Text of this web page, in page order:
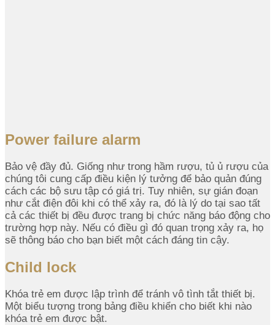
Power failure alarm
Bảo vệ đầy đủ. Giống như trong hầm rượu, tủ ủ rượu của
chúng tôi cung cấp điều kiện lý tưởng để bảo quản đúng
cách các bộ sưu tập có giá trị. Tuy nhiên, sự gián đoạn
như cắt điện đôi khi có thể xảy ra, đó là lý do tại sao tất
cả các thiết bị đều được trang bị chức năng báo động cho
trường hợp này. Nếu có điều gì đó quan trọng xảy ra, họ
sẽ thông báo cho bạn biết một cách đáng tin cậy.
Child lock
Khóa trẻ em được lập trình để tránh vô tình tắt thiết bị.
Một biểu tượng trong bảng điều khiển cho biết khi nào
khóa trẻ em được bật.